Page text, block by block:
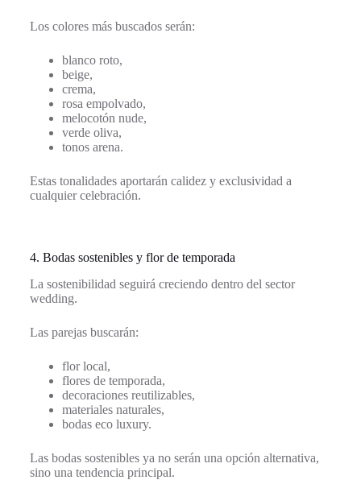
Los colores más buscados serán:
blanco roto,
beige,
crema,
rosa empolvado,
melocotón nude,
verde oliva,
tonos arena.
Estas tonalidades aportarán calidez y exclusividad a
cualquier celebración.
4. Bodas sostenibles y flor de temporada
La sostenibilidad seguirá creciendo dentro del sector
wedding.
Las parejas buscarán:
flor local,
flores de temporada,
decoraciones reutilizables,
materiales naturales,
bodas eco luxury.
Las bodas sostenibles ya no serán una opción alternativa,
sino una tendencia principal.